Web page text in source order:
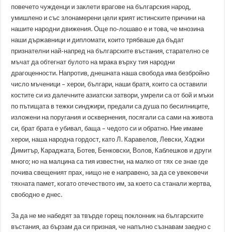
повечето чужденци и заклети врагове на българския народ,
умишлено и със злонамерени цели крият истинските причини на
нашите народни движения. Още по-лошаво е и това, че мнозина
наши държавници и дипломати, които трябваше да бъдат
признателни най-напред на българските въстания, старателно се
мъчат да обтегнат булото на мрака върху тия народни
драгоценности. Напротив, днешната наша свобода има безбройно
число мъченици – херои, българи, наши братя, които са оставили
костите си из далечните азиатски затвори, умрели са от бой и мъки
по пътищата в тежки синджири, предали са душа по бесилниците,
изложени на поругания и осквернения, посягали са сами на живота
си, брат брата е убивал, баща – чедото си и обратно. Ние имаме
херои, наша народна гордост, като Л. Каравелов, Левски, Хаджи
Димитър, Караджата, Ботев, Бенковски, Волов, Каблешков и други
много; но на малцина са тия известни, на малко от тях се знае где
почива свещеният прах, нищо не е направено, за да се увековечи
тяхната памет, когато отечеството им, за което са станали жертва,
свободно е днес.
За да не ме набедят за твърде горещ поклонник на българските
въстания, аз бързам да си призная, че напълно съзнавам заедно с